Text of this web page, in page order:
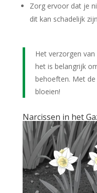
Zorg ervoor dat je
dit kan schadelijk
Het verzorgen
het is belangrijk
behoeften. Met
bloeien!
Narcissen in het